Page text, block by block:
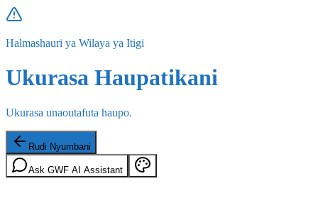
Halmashauri ya Wilaya ya Itigi
Ukurasa Haupatikani
Ukurasa unaoutafuta haupo.
Rudi Nyumbani
Ask GWF AI Assistant